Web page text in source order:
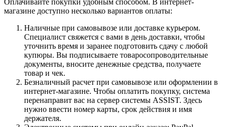
магазине доступно несколько вариантов оплаты:
Наличные при самовывозе или доставке курьером.
Специалист свяжется с вами в день доставки, чтобы
уточнить время и заранее подготовить сдачу с любой
купюры. Вы подписываете товаросопроводительные
документы, вносите денежные средства, получаете
товар и чек.
Безналичный расчет при самовывозе или оформлении в
интернет-магазине. Чтобы оплатить покупку, система
перенаправит вас на сервер системы ASSIST. Здесь
нужно ввести номер карты, срок действия и имя
держателя.